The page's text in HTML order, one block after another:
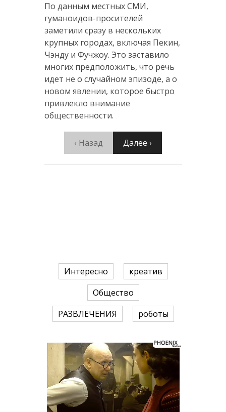
По данным местных СМИ,
гуманоидов-просителей
заметили сразу в нескольких
крупных городах, включая Пекин,
Чэнду и Фучжоу. Это заставило
многих предположить, что речь
идет не о случайном эпизоде, а о
новом явлении, которое быстро
привлекло внимание
общественности.
‹ Назад Далее ›
Интересно
креатив
Общество
РАЗВЛЕЧЕНИЯ
роботы